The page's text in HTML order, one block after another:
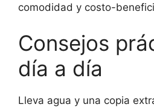
comodidad y costo-
Consejos
día a día
Lleva agua y una copia